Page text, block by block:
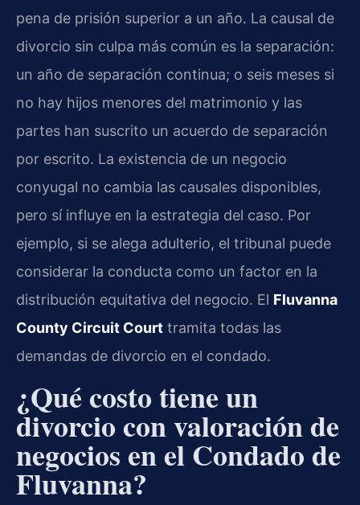
pena de prisión superior a un año. La causal de
divorcio sin culpa más común es la separación:
un año de separación continua; o seis meses si
no hay hijos menores del matrimonio y las
partes han suscrito un acuerdo de separación
por escrito. La existencia de un negocio
conyugal no cambia las causales disponibles,
pero sí influye en la estrategia del caso. Por
ejemplo, si se alega adulterio, el tribunal puede
considerar la conducta como un factor en la
distribución equitativa del negocio. El Fluvanna
County Circuit Court tramita todas las
demandas de divorcio en el condado.
¿Qué costo tiene un
divorcio con valoración de
negocios en el Condado de
Fluvanna?